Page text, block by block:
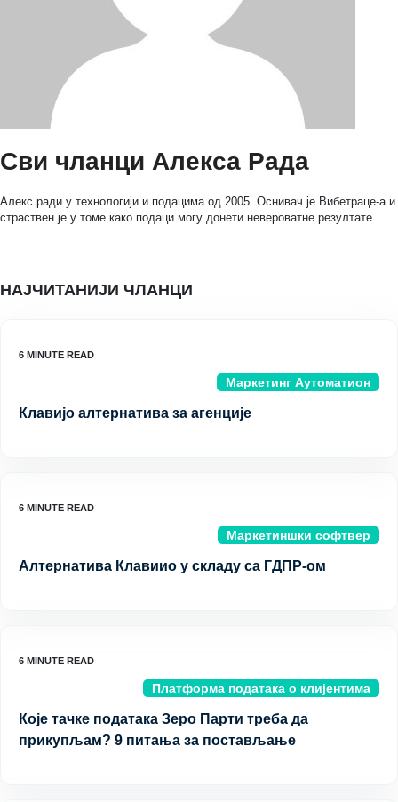
Сви чланци Алекса Рада
Алекс ради у технологији и подацима од 2005. Оснивач је Вибетраце-а и
страствен је у томе како подаци могу донети невероватне резултате.
НАЈЧИТАНИЈИ ЧЛАНЦИ
Маркетинг Аутоматион
Клавијо алтернатива за агенције
Маркетиншки софтвер
Алтернатива Клавиио у складу са ГДПР-ом
Платформа података о клијентима
Које тачке података Зеро Парти треба да
прикупљам? 9 питања за постављање